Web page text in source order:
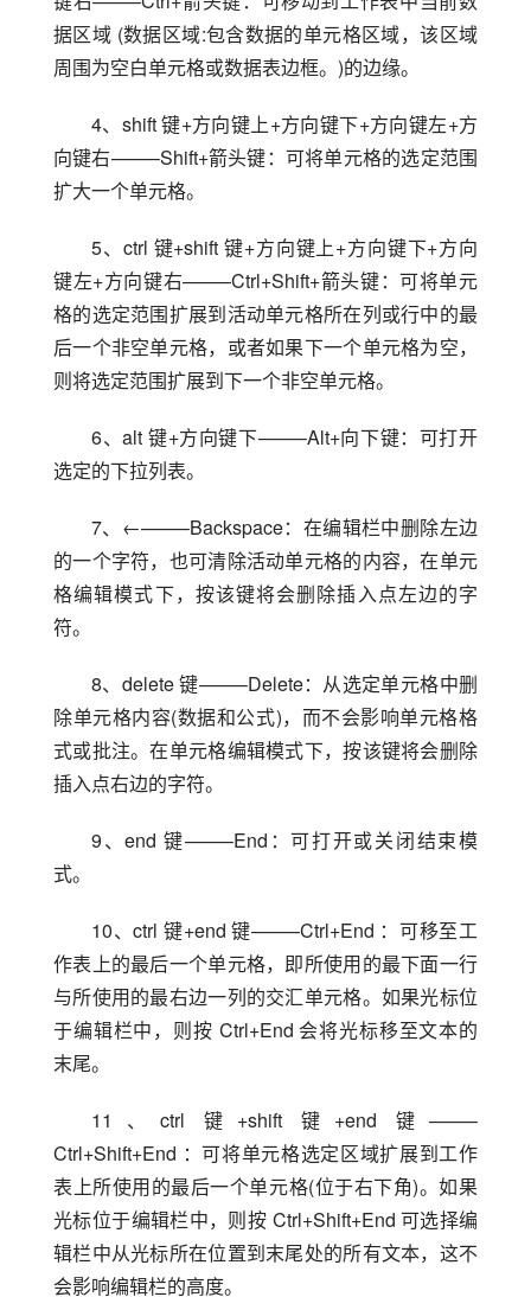
据区域 (数据区域:包含数据的单元格区域，该区域
周围为空白单元格或数据表边框。)的边缘。
4、shift 键+方向键上+方向键下+方向键左+方
向键右——–Shift+箭头键：可将单元格的选定范围
扩大一个单元格。
5、ctrl 键+shift 键+方向键上+方向键下+方向
键左+方向键右——–Ctrl+Shift+箭头键：可将单元
格的选定范围扩展到活动单元格所在列或行中的最
后一个非空单元格，或者如果下一个单元格为空，
则将选定范围扩展到下一个非空单元格。
6、alt 键+方向键下——–Alt+向下键：可打开
选定的下拉列表。
7、←——–Backspace：在编辑栏中删除左边
的一个字符，也可清除活动单元格的内容，在单元
格编辑模式下，按该键将会删除插入点左边的字
符。
8、delete 键——–Delete：从选定单元格中删
除单元格内容(数据和公式)，而不会影响单元格格
式或批注。在单元格编辑模式下，按该键将会删除
插入点右边的字符。
9、end 键——–End：可打开或关闭结束模
式。
10、ctrl 键+end 键——–Ctrl+End ：可移至工
作表上的最后一个单元格，即所使用的最下面一行
与所使用的最右边一列的交汇单元格。如果光标位
于编辑栏中，则按 Ctrl+End 会将光标移至文本的
末尾。
11、ctrl 键+shift 键+end 键——–
Ctrl+Shift+End ：可将单元格选定区域扩展到工作
表上所使用的最后一个单元格(位于右下角)。如果
光标位于编辑栏中，则按 Ctrl+Shift+End 可选择编
辑栏中从光标所在位置到末尾处的所有文本，这不
会影响编辑栏的高度。